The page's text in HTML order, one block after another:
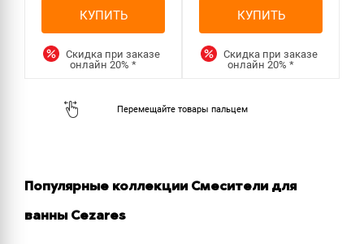
КУПИТЬ
Скидка при заказе
онлайн20%*
КУПИТЬ
Скидка при заказе
онлайн20%*
Популярные коллекции Смесители для
ванны Cezares